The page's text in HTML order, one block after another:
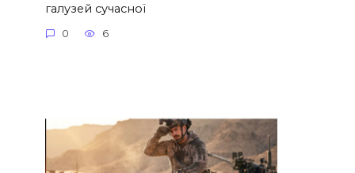
галузей сучасної
0 6